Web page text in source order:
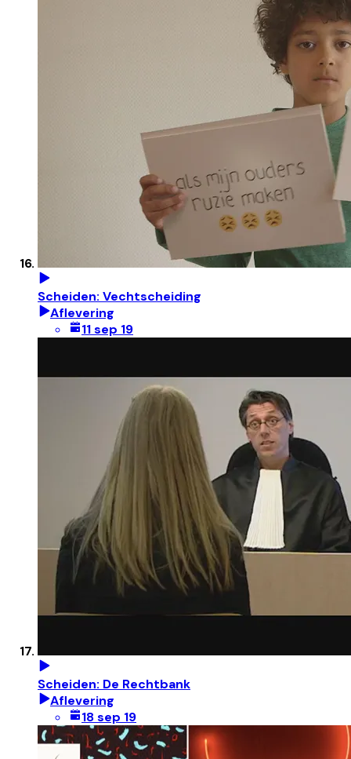
Scheiden: Vechtscheiding
Aflevering
11 sep 19
Scheiden: De Rechtbank
Aflevering
18 sep 19